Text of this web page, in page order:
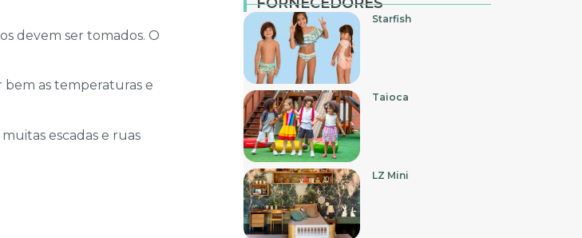
devem ser tomados. O
as temperaturas e
escadas e ruas
Starfish
Taioca
LZ Mini